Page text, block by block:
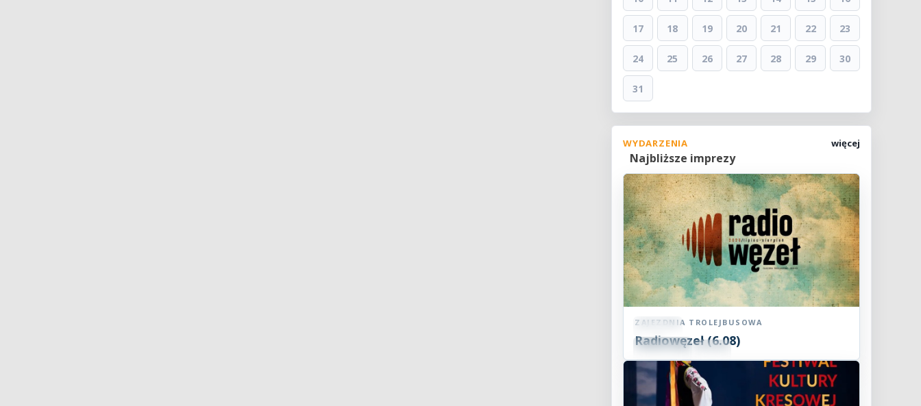
17 18 19 20 21 22 23
24 25 26 27 28 29 30
31
WYDARZENIA
Najbliższe imprezy
więcej
Koncert
06 SIE
2026
ZAJEZDNIA TROLEJBUSOWA
Radiowęzeł (6.08)